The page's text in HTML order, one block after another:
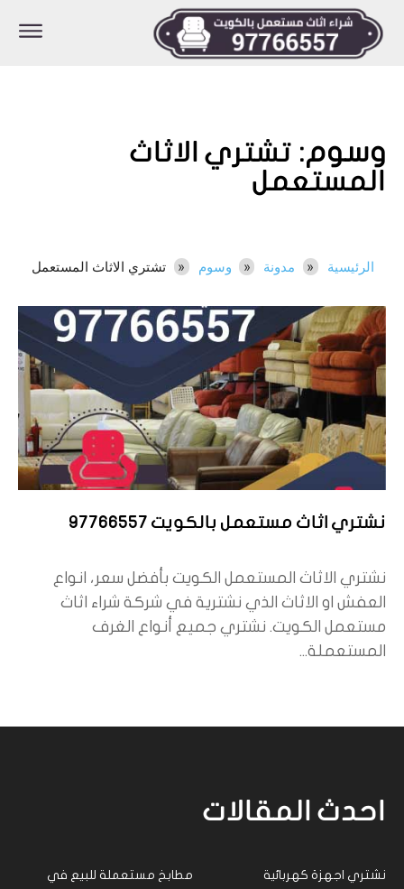
وسوم: تشتري الاثاث
المستعمل
الرئيسية مدونة وسوم تشتري الاثاث المستعمل
نشتري اثاث مستعمل بالكويت 97766557
نشتري الاثاث المستعمل الكويت بأفضل سعر، انواع
العفش او الاثاث الذي نشترية في شركة شراء اثاث
مستعمل الكويت. نشتري جميع أنواع الغرف
المستعملة...
احدث المقالات
نشتري اجهزة كهربائية
مطابخ مستعملة للبيع في